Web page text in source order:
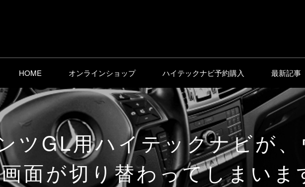
HOME オンラインショップ ハイテックナビ予約購入 最新記事
ツGL用ハイテックナビが
面が切り替わってしまいま